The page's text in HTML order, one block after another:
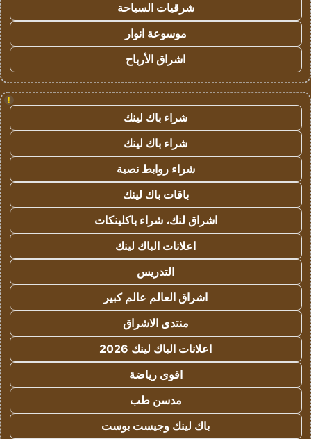
شرقيات السياحة
موسوعة انوار
اشراق الأرباح
!
شراء باك لينك
شراء باك لينك
شراء روابط نصية
باقات باك لينك
اشراق لنك، شراء باكلينكات
اعلانات الباك لينك
التدريس
اشراق العالم عالم كبير
منتدى الاشراق
اعلانات الباك لينك 2026
اقوى رياضة
مدسن طب
باك لينك وجيست بوست